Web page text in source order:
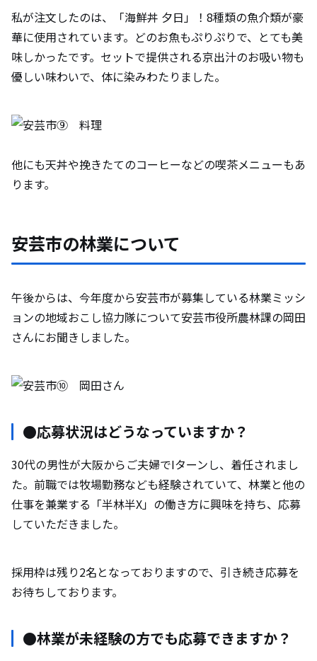
私が注文したのは、「海鮮丼 夕日」！8種類の魚介類が豪
華に使用されています。どのお魚もぷりぷりで、とても美
味しかったです。セットで提供される京出汁のお吸い物も
優しい味わいで、体に染みわたりました。
他にも天丼や挽きたてのコーヒーなどの喫茶メニューもあ
ります。
安芸市の林業について
午後からは、今年度から安芸市が募集している林業ミッシ
ョンの地域おこし協力隊について安芸市役所農林課の岡田
さんにお聞きしました。
●応募状況はどうなっていますか？
30代の男性が大阪からご夫婦でIターンし、着任されまし
た。前職では牧場勤務なども経験されていて、林業と他の
仕事を兼業する「半林半X」の働き方に興味を持ち、応募
していただきました。
採用枠は残り2名となっておりますので、引き続き応募を
お待ちしております。
●林業が未経験の方でも応募できますか？